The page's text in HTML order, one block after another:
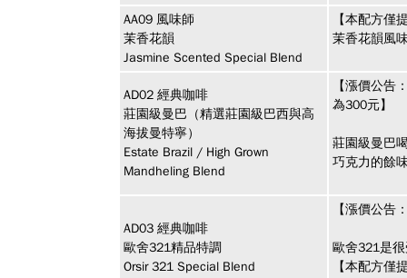
AA09 風味師
茉香花韻
Jasmine Scented Special Blend
【本配方僅
茉香花韻風
AD02 經典咖啡
莊園級曼巴（精選莊園級巴西與高
海拔曼特寧）
Estate Brazil / High Grown
Mandheling Blend
【漲價公告
為300元】
莊園級曼巴
巧克力的餘
AD03 經典咖啡
歐舍321精品特調
Orsir 321 Special Blend
【漲價公告
歐舍321是
【本配方僅